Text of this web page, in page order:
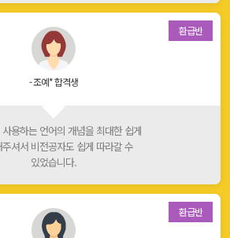
환급반
- 조예* 합격생
용하는 언어의 개념을 최대한 쉽게
주셔서 비전공자도 쉽게 따라갈 수
있었습니다.
환급반